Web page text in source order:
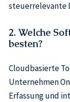
steuerrelevante
2. Welche
besten?
Cloudbasierte
Unternehmen
Erfassung und